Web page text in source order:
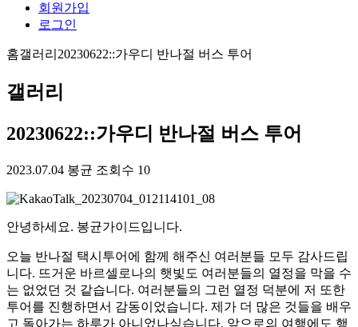
회원가입
로그인
홈갤러리 20230622::가우디 반나절 버스 투어
갤러리
20230622::가우디 반나절 버스 투어
2023.07.04 봉균 조회수 10
안녕하세요. 봉균가이드입니다.
오늘 반나절 택시투어에 함께 해주신 여러분들 모두 감사드립
니다. 뜨거운 바르셀로나의 햇빛도 여러분들의 열정을 막을 수
는 없었던 것 같습니다. 여러분들의 그런 열정 덕분에 저 또한
투어를 진행하면서 감동이었습니다. 제가 더 많은 것들을 배우
고 돌아가는 하루가 아니었나싶습니다. 앞으로의 여행에도 행